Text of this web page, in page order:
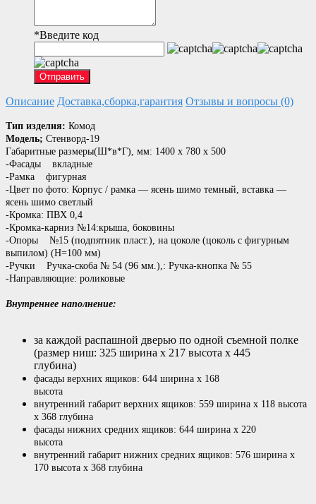
*Введите код
Отправить
Описание Доставка,сборка,гарантия Отзывы и вопросы (0)
Тип изделия: Комод
Модель; Стенворд-19
Габаритные размеры(Ш*в*Г), мм: 1400 х 780 х 500
-Фасады вкладные
-Рамка фигурная
-Цвет по фото: Корпус / рамка — ясень шимо темный, вставка —
ясень шимо светлый
-Кромка: ПВХ 0,4
-Кромка-карниз №14:крыша, боковины
-Опоры №15 (подпятник пласт.), на цоколе (цоколь с фигурным
выпилом) (Н=100 мм)
-Ручки Ручка-скоба № 54 (96 мм.),: Ручка-кнопка № 55
-Направляющие: роликовые
Внутреннее наполнение:
за каждой распашной дверью по одной съемной полке
(размер ниш: 325 ширина х 217 высота х 445
глубина)
фасады верхних ящиков: 644 ширина х 168
высота
внутренний габарит верхних ящиков: 559 ширина х 118 высота
х 368 глубина
фасады нижних средних ящиков: 644 ширина х 220
высота
внутренний габарит нижних средних ящиков: 576 ширина х
170 высота х 368 глубина